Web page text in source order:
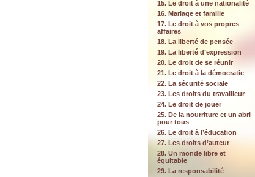
15. Le droit à une nationalité
16. Mariage et famille
17. Le droit à vos propres
affaires
18. La liberté de pensée
19. La liberté d’expression
20. Le droit de se réunir
21. Le droit à la démocratie
22. La sécurité sociale
23. Les droits du travailleur
24. Le droit de jouer
25. De la nourriture et un abri
pour tous
26. Le droit à l’éducation
27. Les droits d’auteur
28. Un monde libre et
équitable
29. La responsabilité